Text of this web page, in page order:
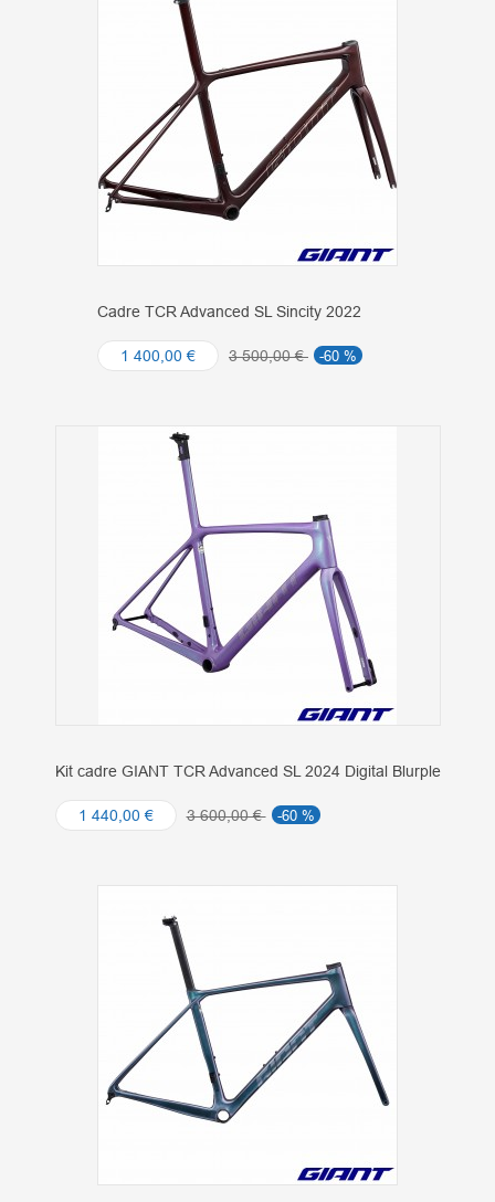
Cadre TCR Advanced SL Sincity 2022
1 400,00 € 3 500,00 € -60 %
Kit cadre GIANT TCR Advanced SL 2024 Digital Blurple
1 440,00 € 3 600,00 € -60 %